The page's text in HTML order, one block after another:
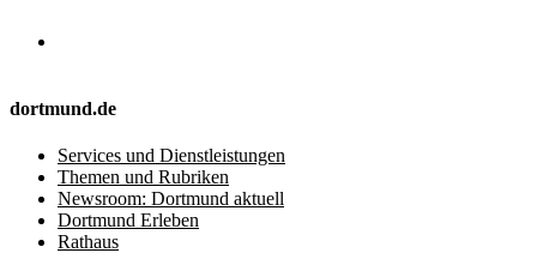
dortmund.de
Services und Dienstleistungen
Themen und Rubriken
Newsroom: Dortmund aktuell
Dortmund Erleben
Rathaus